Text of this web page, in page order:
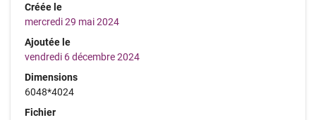
Créée le
mercredi 29 mai 2024
Ajoutée le
vendredi 6 décembre 2024
Dimensions
6048*4024
Fichier